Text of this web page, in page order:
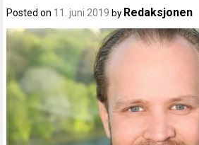
Posted on 11. juni 2019 by Redaksjonen